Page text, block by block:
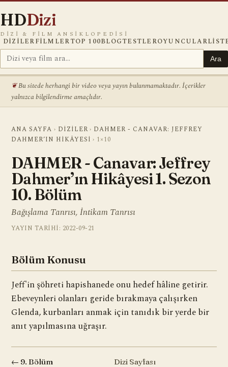
HDDizi
DIZI & FILM ANSIKLOPEDISI
DIZILERFILMLERTOP 100BLOGTESTLEROYUNCULAR
Ara
Bu sitede herhangi bir video veya yayın bulunmamaktadır. İçerikler
yalnızca bilgilendirme amaçlıdır.
ANA SAYFA › DIZILER › DAHMER - CANAVAR: JEFFREY
DAHMER’IN HIKÂYESI › 1×10
DAHMER - Canavar: Jeffrey
Dahmer’ın Hikâyesi 1. Sezon
10. Bölüm
Bağışlama Tanrısı, İntikam Tanrısı
YAYIN TARIHI: 2022-09-21
Bölüm Konusu
Jeff'in şöhreti hapishanede onu hedef hâline getirir.
Ebeveynleri olanları geride bırakmaya çalışırken
Glenda, kurbanları anmak için tanıdık bir yerde bir
anıt yapılmasına uğraşır.
← 9. Bölüm Dizi Sayfası